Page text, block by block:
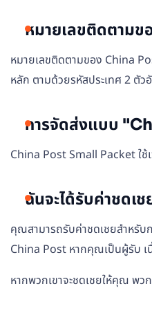
หมายเลขติดตาม
หมายเลขติดตามของ China
หลัก ตามด้วยรหัสประเทศ 2 ตั
การจัดส่งแบบ
China Post Small Packet ใช้เ
ฉันจะได้รับค่าชดเ
คุณสามารถรับค่าชดเชยสำหรั
China Post หากคุณเป็นผู้รับ
หากพวกเขาจะชดเชยให้คุณ พว